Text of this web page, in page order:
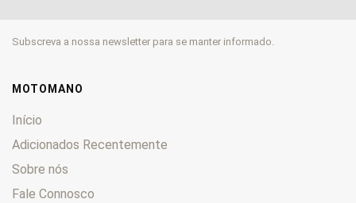
Noris 0
Rocket
SD 0
Speed Master
Speed Triple
Subscreva a nossa newsletter para se manter informado.
MOTOMANO
Início
Adicionados Recentemente
Sobre nós
Fale Connosco